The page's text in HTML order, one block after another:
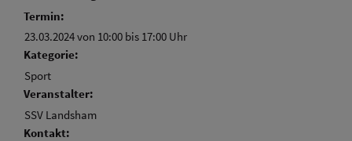
Termin:
23.03.2024 von 10:00 bis 17:00 Uhr
Kategorie:
Sport
Veranstalter:
SSV Landsham
Kontakt: